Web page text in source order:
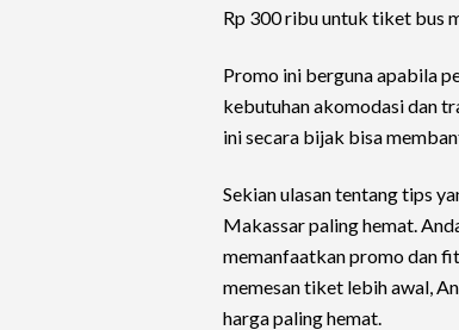
Rp 300 ribu untuk tiket bus
Promo ini berguna apabila
kebutuhan akomodasi dan
ini secara bijak bisa
Sekian ulasan tentang tips
Makassar paling hemat.
memanfaatkan promo dan
memesan tiket lebih awal,
harga paling hemat.